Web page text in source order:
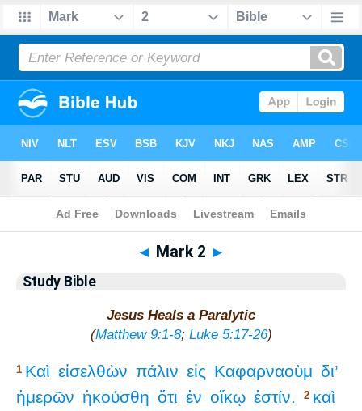
Bible >Study Bible > Mark 2
◄ Mark 2 ►
Study Bible
Jesus Heals a Paralytic
(Matthew 9:1-8; Luke 5:17-26)
1 Καὶ εἰσελθὼν πάλιν εἰς Καφαρναοὺμ δι’
ἡμερῶν ἠκούσθη ὅτι ἐν οἴκῳ ἐστίν. 2 καὶ